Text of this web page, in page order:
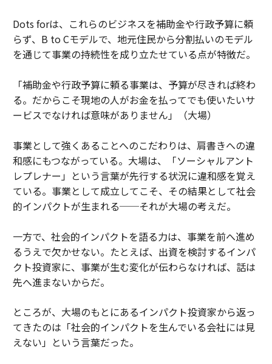
Dots forは、これらのビジネスを補助金や行政予算に頼
らず、B to Cモデルで、地元住民から分割払いのモデル
を通じて事業の持続性を成り立たせている点が特徴だ。
「補助金や行政予算に頼る事業は、予算が尽きれば終わ
る。だからこそ現地の人がお金を払ってでも使いたいサ
ービスでなければ意味がありません」（大場）
事業として強くあることへのこだわりは、肩書きへの違
和感にもつながっている。大場は、「ソーシャルアント
レプレナー」という言葉が先行する状況に違和感を覚え
ている。事業として成立してこそ、その結果として社会
的インパクトが生まれる──それが大場の考えだ。
一方で、社会的インパクトを語る力は、事業を前へ進め
るうえで欠かせない。たとえば、出資を検討するインパ
クト投資家に、事業が生む変化が伝わらなければ、話は
先へ進まないからだ。
ところが、大場のもとにあるインパクト投資家から返っ
てきたのは「社会的インパクトを生んでいる会社には見
えない」という言葉だった。